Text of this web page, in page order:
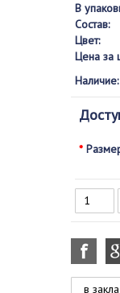
В
Состав:
Цвет:
Цена за
Наличие:
*
в